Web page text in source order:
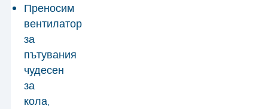
Преносим
вентилатор
за
пътувания
чудесен
за
кола,